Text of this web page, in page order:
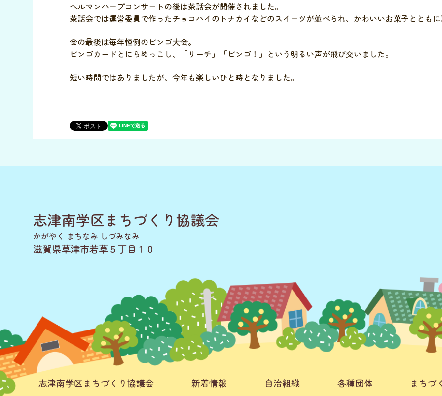
ヘルマンハープコンサートの後は茶話会が開催されました。
茶話会では運営委員で作ったチョコパイのトナカイなどのスイーツが並べられ、かわいいお菓子ととも
会の最後は毎年恒例のビンゴ大会。
ビンゴカードとにらめっこし、「リーチ」「ビンゴ！」という明るい声が飛び交いました。
短い時間ではありましたが、今年も楽しいひと時となりました。
志津南学区まちづくり協議会
かがやく まちなみ しづみなみ
滋賀県草津市若草５丁目１０
志津南学区まちづくり協議会 新着情報 自治組織 各種団体 まちづ